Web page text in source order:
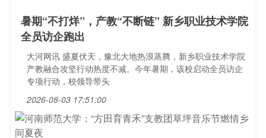
暑期“不打烊”，产教“不断链” 新乡职业技术学院
全员访企跑出
大河网讯 盛夏伏天，豫北大地热浪蒸腾，新乡职业技术学院
产教融合攻坚行动热度不减。今年暑期，该校启动全员访企
专项行动，校领导带头
2026-08-03 17:51:00